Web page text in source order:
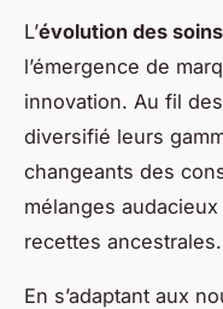
L’évolution des
l’émergence de
innovation. Au fil
diversifié leurs
changeants des
mélanges
recettes ancestrales.
En s’adaptant aux